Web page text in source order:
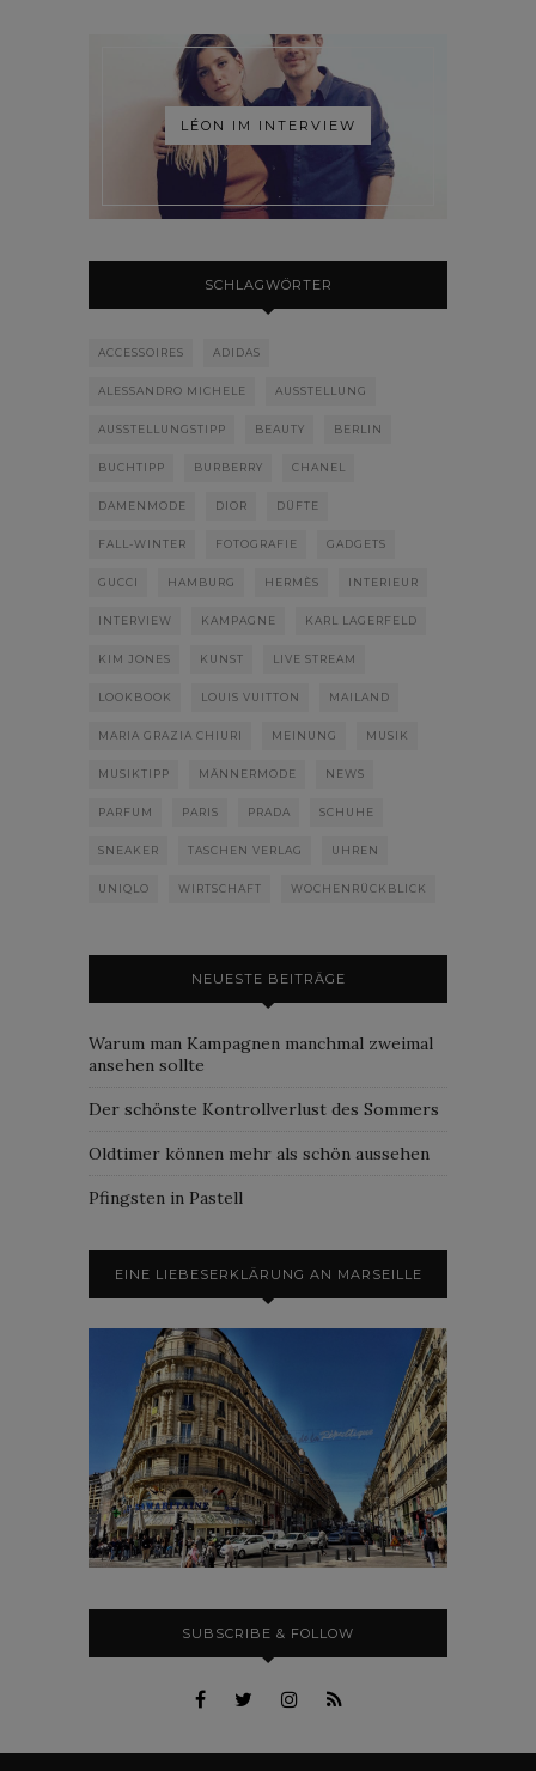
LÉON IM INTERVIEW
SCHLAGWÖRTER
ACCESSOIRES ADIDAS
ALESSANDRO MICHELE AUSSTELLUNG
AUSSTELLUNGSTIPP BEAUTY BERLIN
BUCHTIPP BURBERRY CHANEL
DAMENMODE DIOR DÜFTE
FALL-WINTER FOTOGRAFIE GADGETS
GUCCI HAMBURG HERMÈS INTERIEUR
INTERVIEW KAMPAGNE KARL LAGERFELD
KIM JONES KUNST LIVE STREAM
LOOKBOOK LOUIS VUITTON MAILAND
MARIA GRAZIA CHIURI MEINUNG MUSIK
MUSIKTIPP MÄNNERMODE NEWS
PARFUM PARIS PRADA SCHUHE
SNEAKER TASCHEN VERLAG UHREN
UNIQLO WIRTSCHAFT WOCHENRÜCKBLICK
NEUESTE BEITRÄGE
Warum man Kampagnen manchmal zweimal
ansehen sollte
Der schönste Kontrollverlust des Sommers
Oldtimer können mehr als schön aussehen
Pfingsten in Pastell
EINE LIEBESERKLÄRUNG AN MARSEILLE
SUBSCRIBE & FOLLOW